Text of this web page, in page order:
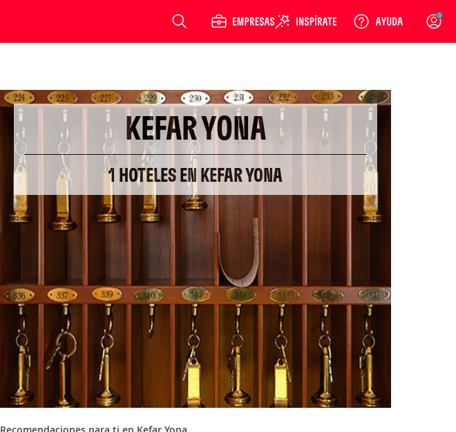
Login
KEFAR YONA
1 HOTELES EN KEFAR YONA